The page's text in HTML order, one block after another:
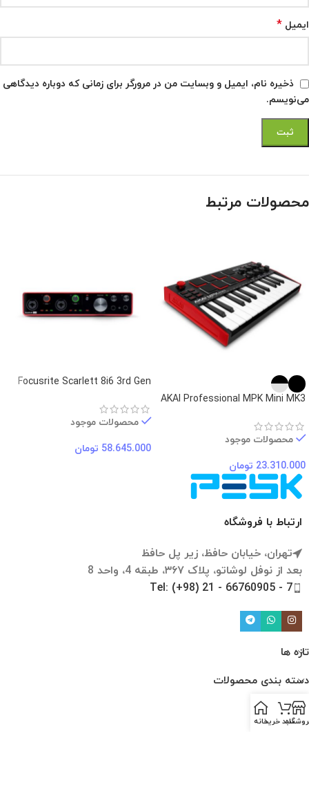
ایمیل *
ذخیره نام، ایمیل و وبسایت من در مرورگر برای زمانی که دوباره دیدگاهی
می‌نویسم.
محصولات مرتبط
AKAI Professional MPK Mini MK3
محصولات موجود
23.310.000 تومان
Focusrite Scarlett 8i6 3rd Gen
محصولات موجود
58.645.000 تومان
ارتباط با فروشگاه
تهران، خیابان حافظ، زیر پل حافظ
بعد از نوفل لوشاتو، پلاک ۳۶۷، طبقه 4، واحد 8
Tel: (+98) 21 - 66760905 - 7
تازه ها
دسته بندی محصولات
لینک ها
سبد خریدخانه